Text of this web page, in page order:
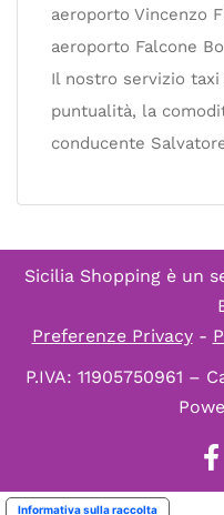
aeroporto Vincenzo
aeroporto Falcone
Il nostro servizio
puntualità, la
conducente
Sicilia Shopping è un
Preferenze Privacy-
P.IVA: 11905750961 –
Informativa sulla raccolta